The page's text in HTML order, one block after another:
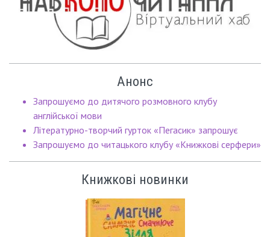
Анонс
Запрошуємо до дитячого розмовного клубу
англійської мови
Літературно-творчий гурток «Пегасик» запрошує
Запрошуємо до читацького клубу «Книжкові серфери»
Книжкові новинки